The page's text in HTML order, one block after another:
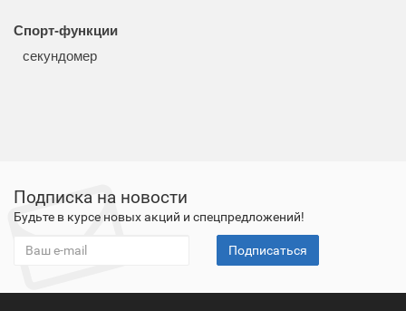
Спорт-функции
секундомер
Подписка на новости
Будьте в курсе новых акций и спецпредложений!
Подписаться